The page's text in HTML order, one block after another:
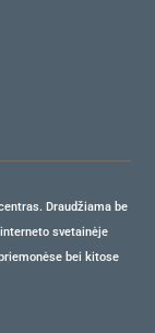
Draudžiama be
svetainėje
bei kitose